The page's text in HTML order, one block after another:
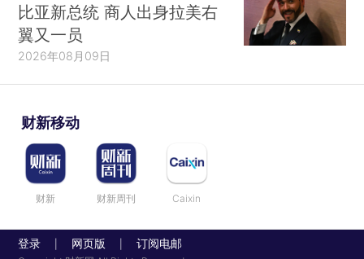
比亚新总统 商人出身拉美右
翼又一员
2026年08月09日
财新移动
财新 财新周刊 Caixin
登录 网页版 订阅电邮